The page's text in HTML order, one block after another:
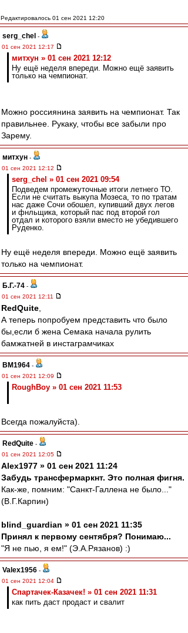
Редактировалось 01 сен 2021 12:20
serg_chel -
01 сен 2021 12:17
митхун » 01 сен 2021 12:12
Ну ещё неделя впереди. Можно ещё заявить
только на чемпионат.
Можно россиянина заявить на чемпионат. Так
правильнее. Рукаку, чтобы все забыли про
Зарему.
митхун -
01 сен 2021 12:12
serg_chel » 01 сен 2021 09:54
Подведем промежуточные итоги летнего ТО.
Если не считать выкупа Мозеса, то по тратам
нас даже Сочи обошел, купивший двух легов
и фнльщика, который пас под второй гол
отдал и которого взяли вместо не убедившего
Руденко.
Ну ещё неделя впереди. Можно ещё заявить
только на чемпионат.
Б.Г.-74 -
01 сен 2021 12:11
RedQuite
А теперь попробуем представить что было
бы,если б жена Семака начала рулить
бамжатней в инстаграмчиках
BM1964 -
01 сен 2021 12:09
RoughBoy » 01 сен 2021 11:53
Всегда пожалуйста).
RedQuite -
01 сен 2021 12:05
Alex1977 » 01 сен 2021 11:24
Забудь трансфермаркнт. Это полная фигня.
Как-же, помним: "Санкт-Галлена не было..."
(В.Г.Карпин)
blind_guardian » 01 сен 2021 11:35
Принял к первому сентября? Понимаю...
"Я не пью, я ем!" (Э.А.Рязанов) :)
Valex1956 -
01 сен 2021 12:04
Спартачек-Казачек! » 01 сен 2021 11:31
как пить даст продаст и свалит